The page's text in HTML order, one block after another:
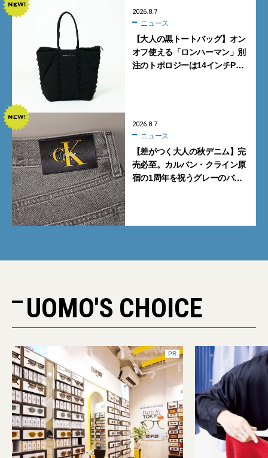
2026.8.7
ニュース
【大人の黒トートバッグ】オン
オフ使える「ロンハーマン」別
注のトポロジーは14インチPC
2026.8.7
ニュース
【差がつく大人の秋デニム】完
売必至。カルバン・クライン原
宿の1周年を祝うグレーのバ
UOMO'S CHOICE